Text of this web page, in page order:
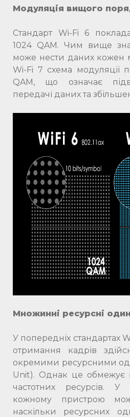
Модуляція вищого
Стандарт Wi-Fi 6
1024 QAM. Чим вище
може нести даних кожен
Wi-Fi 7 схема модуляції
QAM, що означає
передачі даних та
Множинні ресурсні
У попередніх стандартах
отримання кадрів
окремими ресурсними
Unit). Однак це обмежує
частотних ресурсів. У
кожному пристрою
наскільки ресурсних